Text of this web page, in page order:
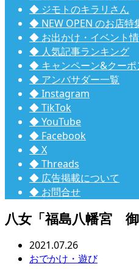
◆ ジモトのキラリさん
◆ NEW OPEN のお店特
◆ お出かけ・イベント
◆ 人気記事ランキング
◆ キャンペーン&クーポ
◆ アンバサダー一覧
◆ Instagram
◆ TikTok
◆ YouTube
◆ Facebook
◆ X
◆ Threads
◆ 広告掲載について
◆ お問合せ
八女「福島八幡宮
2021.07.26
おでかけ・遊び